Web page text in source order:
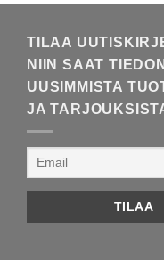
TILAA
NIIN SAAT TIEDON
UUSIMMISTA
JA